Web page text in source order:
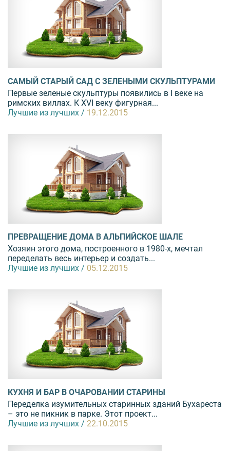
САМЫЙ СТАРЫЙ САД С ЗЕЛЕНЫМИ СКУЛЬПТУРАМИ
Первые зеленые скульптуры появились в I веке на
римских виллах. К XVI веку фигурная...
Лучшие из лучших / 19.12.2015
ПРЕВРАЩЕНИЕ ДОМА В АЛЬПИЙСКОЕ ШАЛЕ
Хозяин этого дома, построенного в 1980-х, мечтал
переделать весь интерьер и создать...
Лучшие из лучших / 05.12.2015
КУХНЯ И БАР В ОЧАРОВАНИИ СТАРИНЫ
Переделка изумительных старинных зданий Бухареста
– это не пикник в парке. Этот проект...
Лучшие из лучших / 22.10.2015